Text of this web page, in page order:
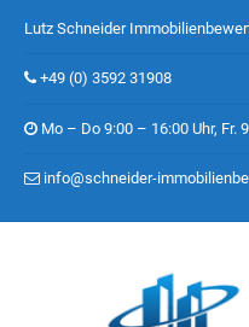
Lutz Schneider
+49 (0) 3592 31908
Mo – Do 9:00 – 16:00 Uhr, Fr.
info@schneider-